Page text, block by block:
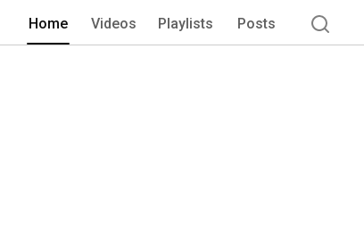
Home Videos Playlists Posts